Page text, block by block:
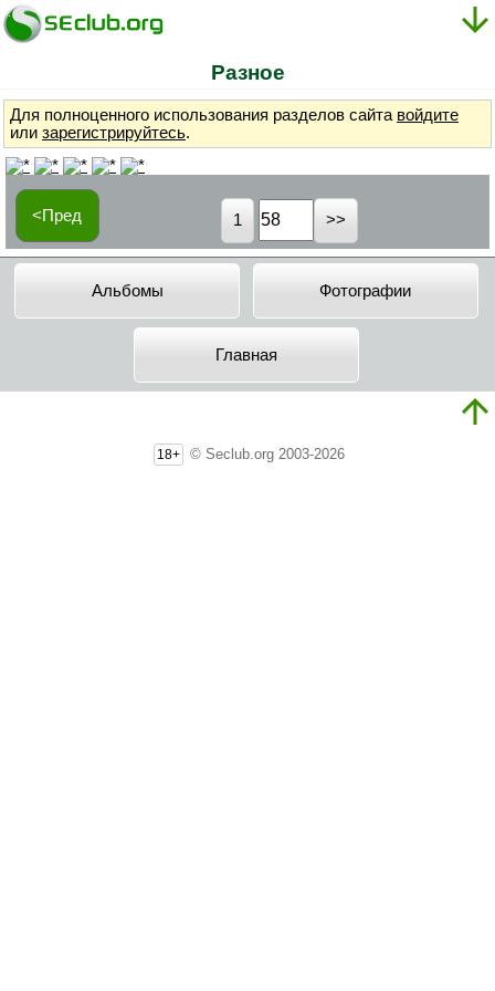
Разное
Для полноценного использования разделов сайта войдите
или зарегистрируйтесь.
<Пред 1
Альбомы Фотографии
Главная
18+ © Seclub.org 2003-2026